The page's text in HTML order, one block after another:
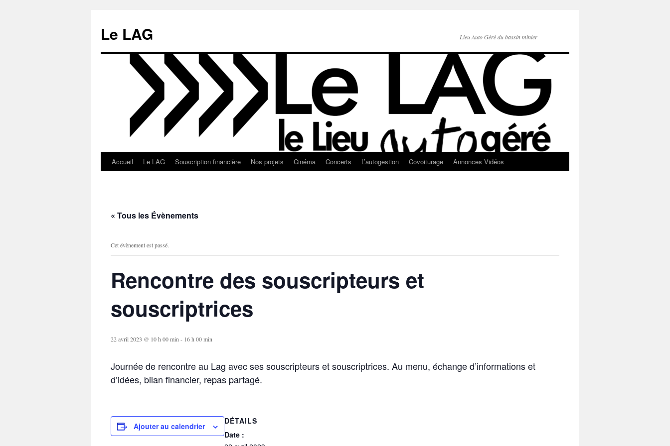
contenu
Le LAG Lieu Auto Géré du bassin minier
Accueil Le LAG Souscription financière Nos projets Cinéma Concerts L’autogestion Covoiturage Annonces Vidéos
« Tous les Évènements
Cet évènement est passé.
Rencontre des souscripteurs et
souscriptrices
22 avril 2023 @ 10 h 00 min - 16 h 00 min
Journée de rencontre au Lag avec ses souscripteurs et souscriptrices. Au menu, échange d’informations et
d’idées, bilan financier, repas partagé.
Ajouter au calendrier
DÉTAILS
Date :